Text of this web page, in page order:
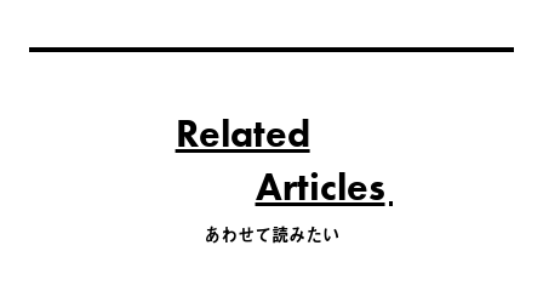
Related
Articles
あわせて読みたい